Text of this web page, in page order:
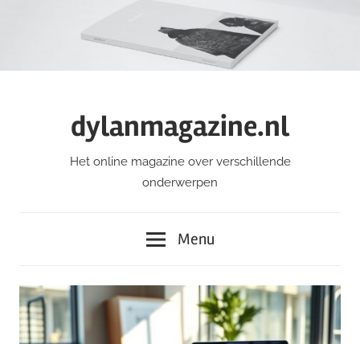
dylanmagazine.nl
Het online magazine over verschillende
onderwerpen
Menu